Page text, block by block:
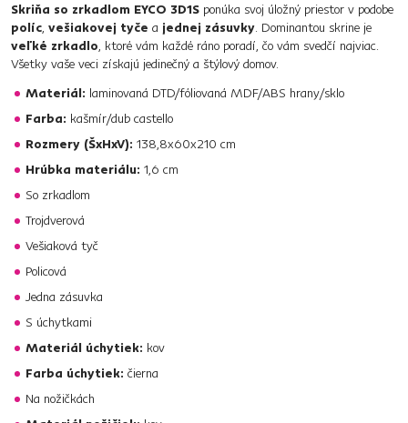
Skriňa so zrkadlom EYCO 3D1S ponúka svoj úložný priestor v podobe
políc, vešiakovej tyče a jednej zásuvky. Dominantou skrine je
veľké zrkadlo, ktoré vám každé ráno poradí, čo vám svedčí najviac.
Všetky vaše veci získajú jedinečný a štýlový domov.
Materiál: laminovaná DTD/fóliovaná MDF/ABS hrany/sklo
Farba: kašmír/dub castello
Rozmery (ŠxHxV): 138,8x60x210 cm
Hrúbka materiálu: 1,6 cm
So zrkadlom
Trojdverová
Vešiaková tyč
Policová
Jedna zásuvka
S úchytkami
Materiál úchytiek: kov
Farba úchytiek: čierna
Na nožičkách